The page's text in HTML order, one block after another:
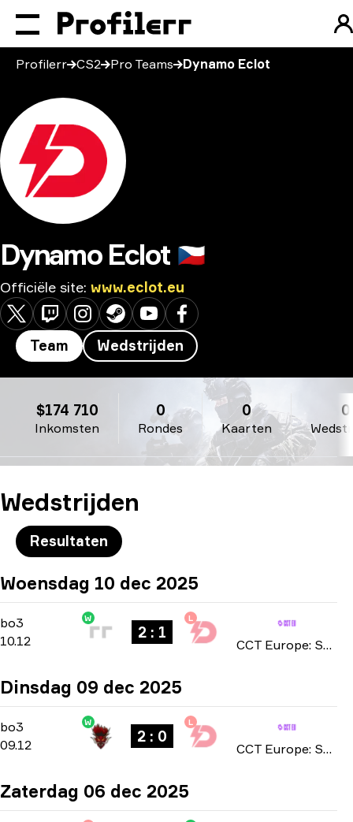
Profilerr CS2 Pro Teams Dynamo Eclot
Dynamo Eclot 🇨🇿
Officiële site: www.eclot.eu
Team Wedstrijden
Inkomsten
$174 710
Rondes
0
Kaarten
0 0
Wedstrijden
Resultaten
Woensdag 10 dec 2025
bo3 Group Stage
bo3
10.12
W
2 : 1
L
CCT Europe: Series #12 season 3 2025
Dinsdag 09 dec 2025
bo3 Group Stage- bo3
09.12
W
2 : 0
L
CCT Europe: Series #12 season 3 2025
Zaterdag 06 dec 2025